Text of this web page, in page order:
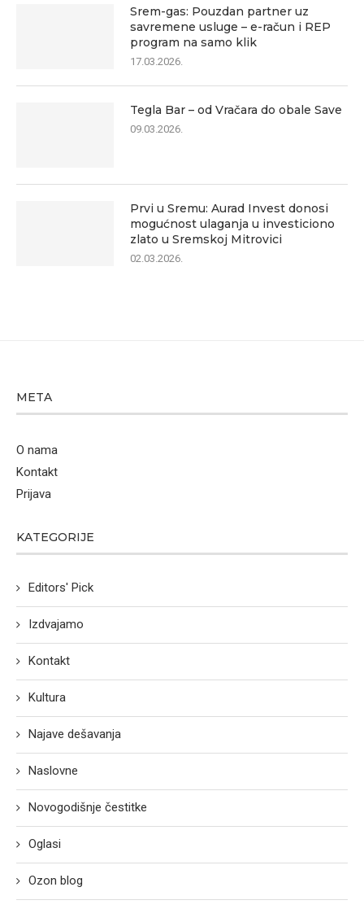
Srem-gas: Pouzdan partner uz
savremene usluge – e-račun i REP
program na samo klik
17.03.2026.
Tegla Bar – od Vračara do obale Save
09.03.2026.
Prvi u Sremu: Aurad Invest donosi
mogućnost ulaganja u investiciono
zlato u Sremskoj Mitrovici
02.03.2026.
META
O nama
Kontakt
Prijava
KATEGORIJE
Editors' Pick
Izdvajamo
Kontakt
Kultura
Najave dešavanja
Naslovne
Novogodišnje čestitke
Oglasi
Ozon blog